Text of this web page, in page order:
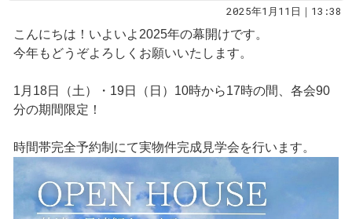
2025年1月11日｜13:38
こんにちは！いよいよ2025年の幕開けです。
今年もどうぞよろしくお願いいたします。
1月18日（土）・19日（日）10時から17時の間、各会90
分の期間限定！
時間帯完全予約制にて実物件完成見学会を行います。